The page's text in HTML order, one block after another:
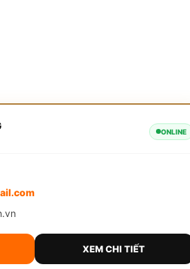
ONLINE
XEM CHI TIẾT